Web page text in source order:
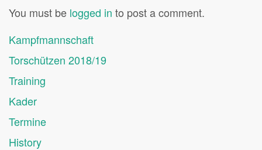
You must be logged in to post a comment.
Kampfmannschaft
Torschützen 2018/19
Training
Kader
Termine
History